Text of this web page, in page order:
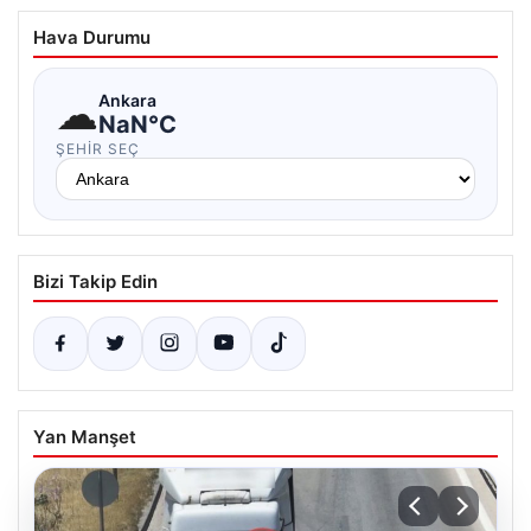
Hava Durumu
☁Ankara
NaN°C
ŞEHIR SEÇ
Bizi Takip Edin
Yan Manşet